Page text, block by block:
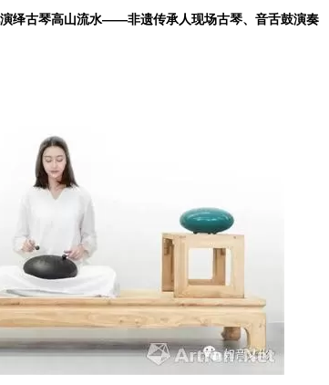
古琴高山流水——非遗传承人现场古琴、音舌鼓演奏